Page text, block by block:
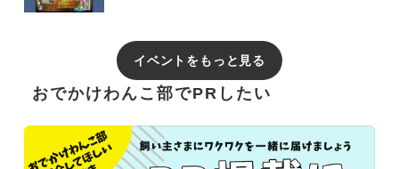
イベントをもっと見る
おでかけわんこ部でPRしたい